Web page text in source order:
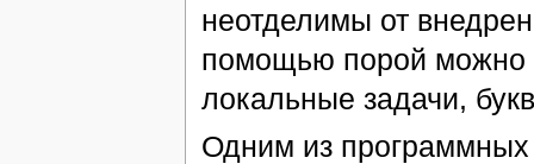
неотделимы от
помощью порой можно
локальные задачи,
Одним из программных